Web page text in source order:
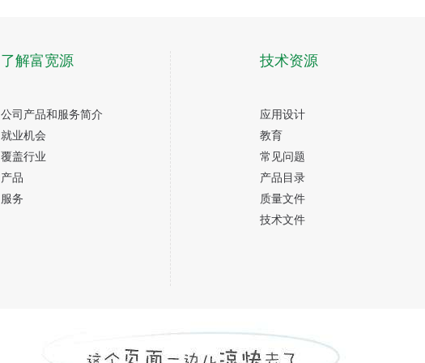
了解富宽源
公司产品和服务简介
就业机会
覆盖行业
产品
服务
技术资源
应用设计
教育
常见问题
产品目录
质量文件
技术文件